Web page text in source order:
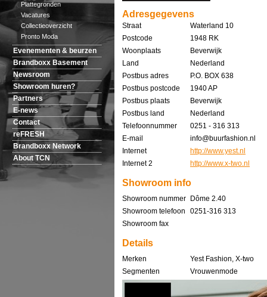
Plattegronden
Vacatures
Collectieoverzicht
Pronto Moda
Evenementen & beurzen
Brandboxx Basement
Newsroom
Showroom huren?
Partners
E-news
Contact
reFRESH
Brandboxx Network
About TCN
Adresgegevens
Straat
Waterland 10
Postcode
1948 RK
Woonplaats
Beverwijk
Land
Nederland
Postbus adres
P.O. BOX 638
Postbus postcode
1940 AP
Postbus plaats
Beverwijk
Postbus land
Nederland
Telefoonnummer
0251 - 316 313
E-mail
info@buurfashion.nl
Internet
http://www.yest.nl
Internet 2
http://www.x-two.nl
Showroom info
Showroom nummer
Dôme 2.40
Showroom telefoon
0251-316 313
Showroom fax
Details
Merken
Yest Fashion, X-two
Segmenten
Vrouwenmode